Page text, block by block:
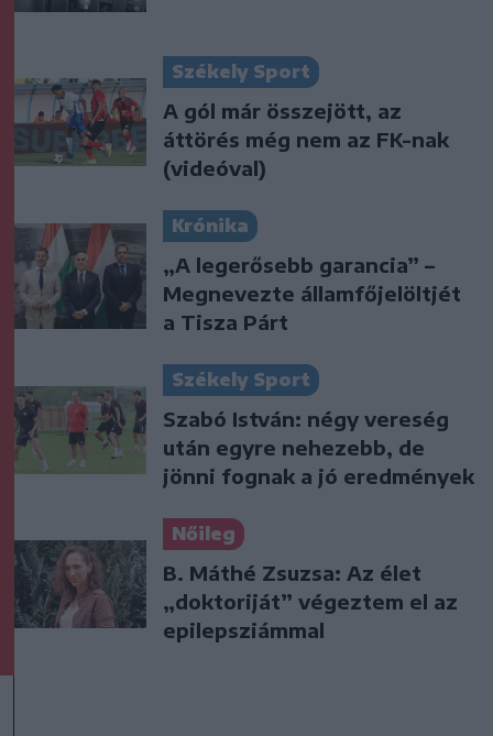
Székely Sport
A gól már összejött, az
áttörés még nem az FK-nak
(videóval)
Krónika
„A legerősebb garancia” –
Megnevezte államfőjelöltjét
a Tisza Párt
Székely Sport
Szabó István: négy vereség
után egyre nehezebb, de
jönni fognak a jó eredmények
Nőileg
B. Máthé Zsuzsa: Az élet
„doktoriját” végeztem el az
epilepsziámmal